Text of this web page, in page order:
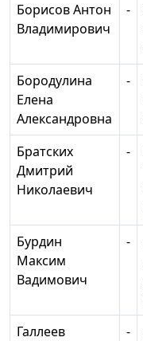
Борисов Антон
Владимирович
-
Бородулина
Елена
Александровна
-
Братских
Дмитрий
Николаевич
-
Бурдин
Максим
Вадимович
-
Галлеев
-